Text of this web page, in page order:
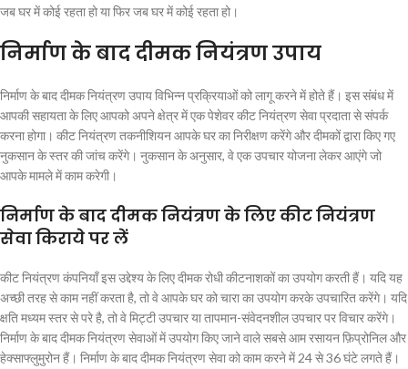
जब घर में कोई रहता हो या फिर जब घर में कोई रहता हो।
निर्माण के बाद दीमक नियंत्रण उपाय
निर्माण के बाद दीमक नियंत्रण उपाय विभिन्न प्रक्रियाओं को लागू करने में होते हैं। इस संबंध में
आपकी सहायता के लिए आपको अपने क्षेत्र में एक पेशेवर कीट नियंत्रण सेवा प्रदाता से संपर्क
करना होगा। कीट नियंत्रण तकनीशियन आपके घर का निरीक्षण करेंगे और दीमकों द्वारा किए गए
नुकसान के स्तर की जांच करेंगे। नुकसान के अनुसार, वे एक उपचार योजना लेकर आएंगे जो
आपके मामले में काम करेगी।
निर्माण के बाद दीमक नियंत्रण के लिए कीट नियंत्रण
सेवा किराये पर लें
कीट नियंत्रण कंपनियाँ इस उद्देश्य के लिए दीमक रोधी कीटनाशकों का उपयोग करती हैं। यदि यह
अच्छी तरह से काम नहीं करता है, तो वे आपके घर को चारा का उपयोग करके उपचारित करेंगे। यदि
क्षति मध्यम स्तर से परे है, तो वे मिट्टी उपचार या तापमान-संवेदनशील उपचार पर विचार करेंगे।
निर्माण के बाद दीमक नियंत्रण सेवाओं में उपयोग किए जाने वाले सबसे आम रसायन फ़िप्रोनिल और
हेक्साफ्लुमुरोन हैं। निर्माण के बाद दीमक नियंत्रण सेवा को काम करने में 24 से 36 घंटे लगते हैं।